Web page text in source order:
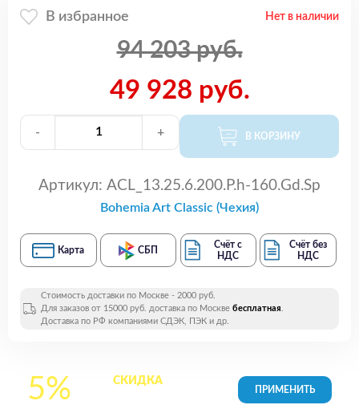
В избранное Нет в наличии
94 203 руб.
49 928 руб.
- + В КОРЗИНУ
Артикул: ACL_13.25.6.200.P.h-160.Gd.Sp
Bohemia Art Classic (Чехия)
Карта СБП
Счёт с
НДС
Счёт без
НДС
Стоимость доставки по Москве - 2000 руб.
Для заказов от 15000 руб. доставка по Москве бесплатная.
Доставка по РФ компаниями СДЭК, ПЭК и др.
5% СКИДКАна все